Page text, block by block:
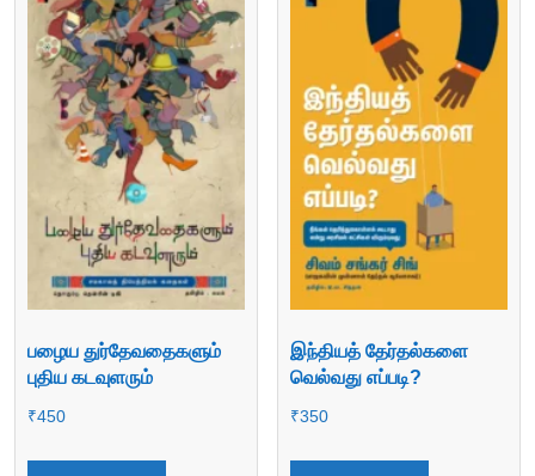
பழைய துர்தேவதைகளும்
புதிய கடவுளரும்
₹450
இந்தியத் தேர்தல்களை
வெல்வது எப்படி?
₹350